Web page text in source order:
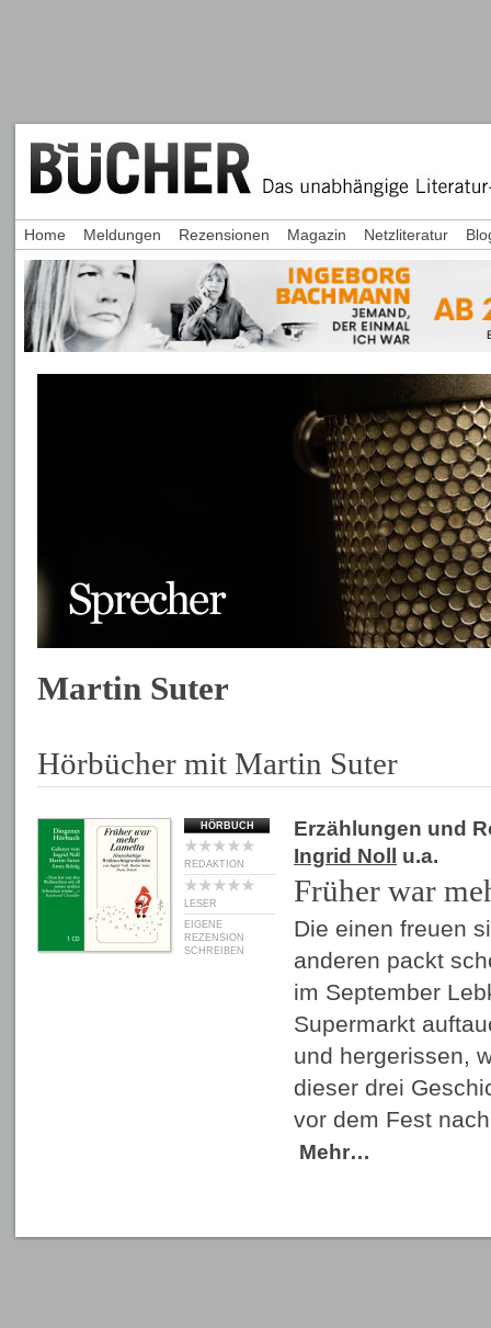
Martin Suter
Hörbücher mit Martin Suter
HÖRBUCH
REDAKTION
LESER
EIGENE
REZENSION
SCHREIBEN
Erzählungen und
Ingrid Noll
u.a.
Früher war
Die einen freuen
anderen packt
im September
Supermarkt
und hergerissen,
dieser drei
vor dem Fest
Mehr…
Home Meldungen Rezensionen Magazin Netzliteratur